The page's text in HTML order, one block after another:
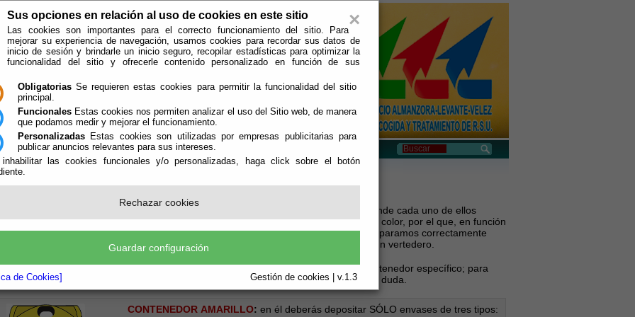
×
Sus opciones en relación al uso de cookies en este sitio
Las cookies son importantes para el correcto funcionamiento del sitio. Para
mejorar su experiencia de navegación, usamos cookies para recordar sus datos de
inicio de sesión y brindarle un inicio seguro, recopilar estadísticas para optimizar la
funcionalidad del sitio y ofrecerle contenido personalizado en función de sus
Obligatorias Se requieren estas cookies para permitir la funcionalidad del sitio
principal.
Funcionales Estas cookies nos permiten analizar el uso del Sitio web, de manera
que podamos medir y mejorar el funcionamiento.
Personalizadas Estas cookies son utilizadas por empresas publicitarias para
publicar anuncios relevantes para sus intereses.
las cookies funcionales y/o personalizadas, haga click sobre el botón
Rechazar cookies
Guardar configuración
de Cookies] Gestión de cookies | v.1.3
Quién Somos
encuentra aquí:
reciclaje de envases se ponen a disposición del usuario 3 tipos de contenedores donde cada uno de ellos
una función específica. Estos contenedores se distinguen principalmente por el color, por el que, en función
va a contener un tipo de envases u otros. Si en nuestro hogar colaboramos y separamos correctamente
de envase vamos a contribuir a darles una segunda vida y evitar que acaben en un vertedero.
apartado te ofrecemos información para guiarte a depositar cada envase en su contenedor específico; para
la información genérica y una serie de aplicaciones por si te surge alguna duda.
CONTENEDOR AMARILLO: en él deberás depositar SÓLO envases de tres tipos: